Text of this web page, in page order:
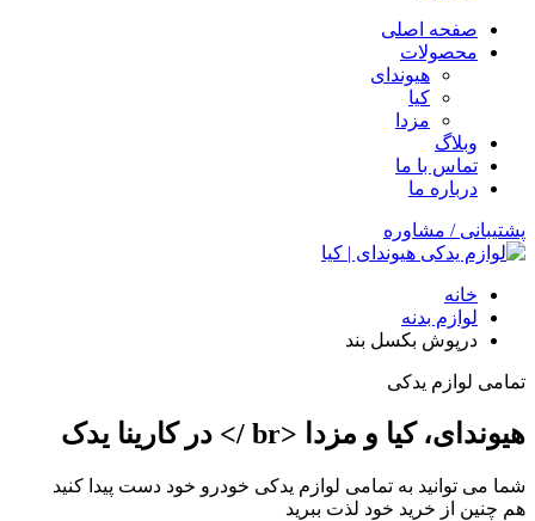
صفحه اصلی
محصولات
هیوندای
کیا
مزدا
وبلاگ
تماس با ما
درباره ما
پشتیبانی / مشاوره
خانه
لوازم بدنه
درپوش بکسل بند
تمامی لوازم یدکی
هیوندای، کیا و مزدا <br /> در کارینا یدک
شما می توانید به تمامی لوازم یدکی خودرو خود دست پیدا کنید
هم چنین از خرید خود لذت ببرید